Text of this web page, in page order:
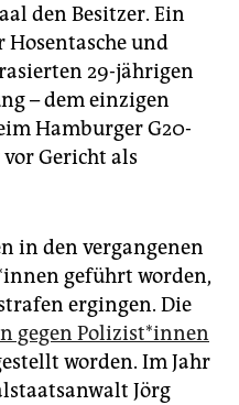
den Besitzer. Ein
Hosentasche und
29-jährigen
– dem einzigen
Hamburger G20-
Gericht als
in den vergangenen
geführt worden,
ergingen. Die
gegen Po­li­zis­t*in­nen
worden. Im Jahr
Jörg